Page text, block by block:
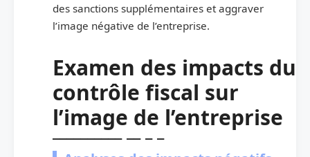
des sanctions supplémentaires et aggraver
l’image négative de l’entreprise.
Examen des impacts du
contrôle fiscal sur
l’image de l’entreprise